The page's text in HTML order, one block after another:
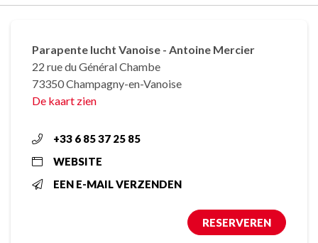
Parapente lucht Vanoise - Antoine Mercier
22 rue du Général Chambe
73350 Champagny-en-Vanoise
De kaart zien
+33 6 85 37 25 85
WEBSITE
EEN E-MAIL VERZENDEN
RESERVEREN